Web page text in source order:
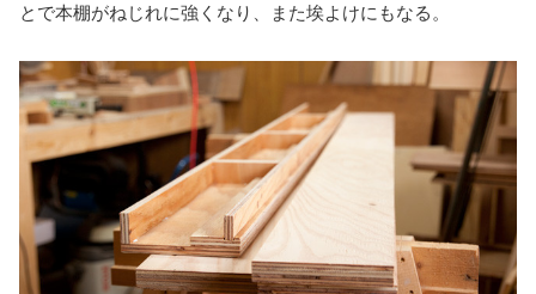
とで本棚がねじれに強くなり、また埃よけにもなる。